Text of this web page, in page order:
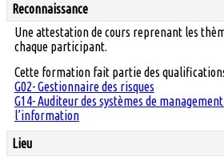
Reconnaissance
Une attestation de cours reprenant les
chaque participant.
Cette formation fait partie des
G02- Gestionnaire des risques
G14- Auditeur des systèmes de
l’information
Lieu